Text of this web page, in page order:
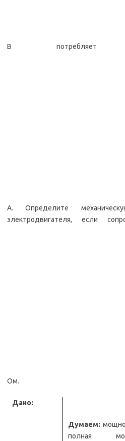
В
А. Определите
электродвигателя, если
Ом.
Дано:
Думаем:
полная